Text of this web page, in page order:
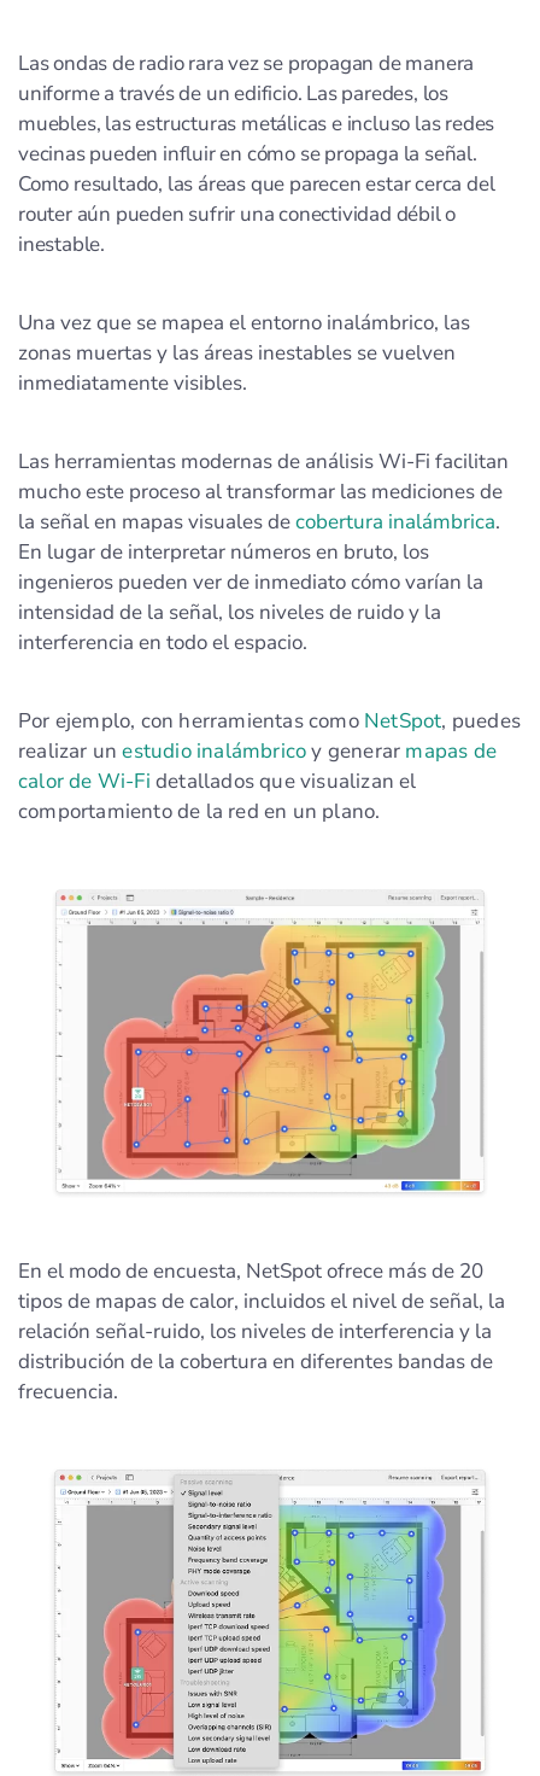
Las ondas de radio rara vez se propagan de manera
uniforme a través de un edificio. Las paredes, los
muebles, las estructuras metálicas e incluso las redes
vecinas pueden influir en cómo se propaga la señal.
Como resultado, las áreas que parecen estar cerca del
router aún pueden sufrir una conectividad débil o
inestable.
Una vez que se mapea el entorno inalámbrico, las
zonas muertas y las áreas inestables se vuelven
inmediatamente visibles.
Las herramientas modernas de análisis Wi‑Fi facilitan
mucho este proceso al transformar las mediciones de
la señal en mapas visuales decobertura inalámbrica.
En lugar de interpretar números en bruto, los
ingenieros pueden ver de inmediato cómo varían la
intensidad de la señal, los niveles de ruido y la
interferencia en todo el espacio.
Por ejemplo, con herramientas como NetSpot, puedes
realizar unestudio inalámbricoy generar mapas de
calor de Wi‑Fi detallados que visualizan el
comportamiento de la red en un plano.
En el modo de encuesta, NetSpot ofrece más de 20
tipos de mapas de calor, incluidos el nivel de señal, la
relación señal-ruido, los niveles de interferencia y la
distribución de la cobertura en diferentes bandas de
frecuencia.